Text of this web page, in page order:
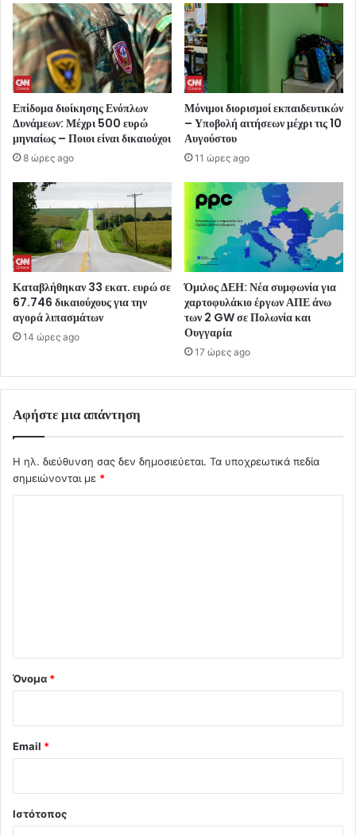
Επίδομα διοίκησης Ενόπλων
Δυνάμεων: Μέχρι 500 ευρώ
μηνιαίως – Ποιοι είναι δικαιούχοι
8 ώρες ago
Μόνιμοι διορισμοί εκπαιδευτικών
– Υποβολή αιτήσεων μέχρι τις 10
Αυγούστου
11 ώρες ago
Καταβλήθηκαν 33 εκατ. ευρώ σε
67.746 δικαιούχους για την
αγορά λιπασμάτων
14 ώρες ago
Όμιλος ΔΕΗ: Νέα συμφωνία για
χαρτοφυλάκιο έργων ΑΠΕ άνω
των 2 GW σε Πολωνία και
Ουγγαρία
17 ώρες ago
Αφήστε μια απάντηση
Η ηλ. διεύθυνση σας δεν δημοσιεύεται. Τα υποχρεωτικά πεδία
σημειώνονται με *
Όνομα *
Email *
Ιστότοπος